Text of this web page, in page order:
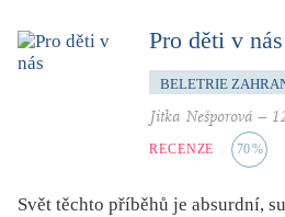
smrt
sociální sítě, virtuální realita
středověk
Pro děti v nás
BELETRIE
Jitka Nešporová –
RECENZE 70%
Svět těchto příběhů je absurdní,